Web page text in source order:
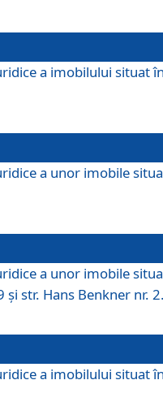
a imobilului situat
a unor imobile
a unor imobile
și str. Hans Benkner nr.
a imobilului situat